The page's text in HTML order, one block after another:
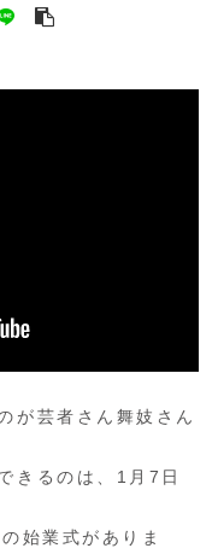
が芸者さん舞妓さん
きるのは、1月7日
始業式がありま